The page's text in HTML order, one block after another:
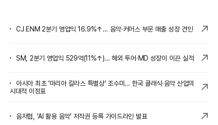
CJ ENM 2분기 영업익 16.9%↑… 음악·커머스 부문 매출 성장 견인
SM, 2분기 영업익 529억(11%↑)… 해외 투어·MD 성장이 이끈 실적
아시아 최초 ‘마리아 칼라스 특별상’ 조수미… 한국 클래식·음악 산업의
시대적 이정표
음저협, 'AI 활용 음악' 저작권 등록 가이드라인 발표